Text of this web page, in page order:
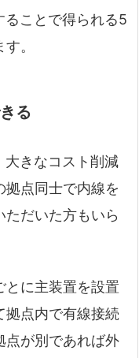
ることで得られる5
。
る
大きなコスト削減
拠点同士で内線を
だいた方もいら
とに主装置を設置
拠点内で有線接続
点が別であれば外